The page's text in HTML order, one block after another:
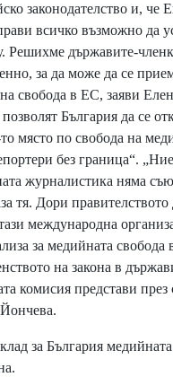
законодателство и, че
всичко възможно да
Решихме държавите-
за да може да се
свобода в ЕС, заяви
България да се
място по свобода на
без граница“.
журналистика няма
тя. Дори правителството
международна
за медийната
на закона в
комисия представи през
за България медийната